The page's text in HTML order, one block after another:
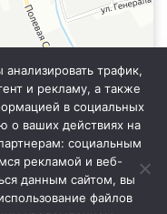
трафик,
и рекламу, а также
в социальных
о ваших действиях на
социальным
рекламой и веб-
данным сайтом, вы
файлов
офертой. Уточняйте